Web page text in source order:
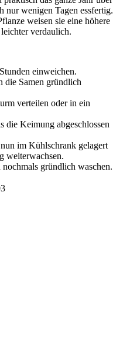
nur wenigen Tagen essfertig.
weisen sie eine höhere
verdaulich.
einweichen.
die Samen gründlich
verteilen oder in ein
die Keimung abgeschlossen
im Kühlschrank gelagert
weiterwachsen.
gründlich waschen.